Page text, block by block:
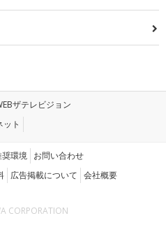
ザテレビジョン
ト
奨環境 お問い合わせ
広告掲載について 会社概要
CORPORATION